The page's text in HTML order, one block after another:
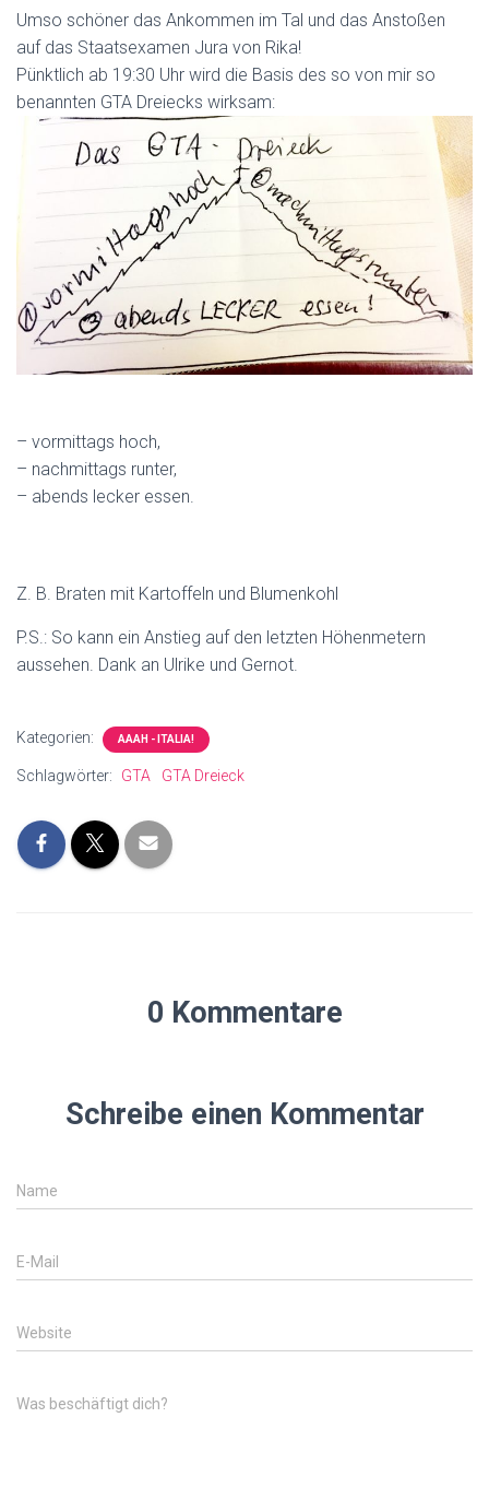
Umso schöner das Ankommen im Tal und das Anstoßen
auf das Staatsexamen Jura von Rika!
Pünktlich ab 19:30 Uhr wird die Basis des so von mir so
benannten GTA Dreiecks wirksam:
– vormittags hoch,
– nachmittags runter,
– abends lecker essen.
Z. B. Braten mit Kartoffeln und Blumenkohl
P.S.: So kann ein Anstieg auf den letzten Höhenmetern
aussehen. Dank an Ulrike und Gernot.
Kategorien: AAAH - ITALIA!
Schlagwörter: GTA GTA Dreieck
0 Kommentare
Schreibe einen Kommentar
Name
E-Mail
Website
Was beschäftigt dich?